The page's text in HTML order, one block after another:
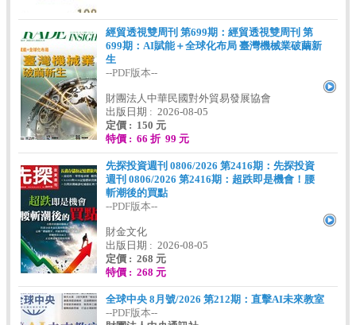
經貿透視雙周刊 第699期：經貿透視雙周刊 第
699期：AI賦能＋全球化布局 臺灣機械業破繭新
生
--PDF版本--
財團法人中華民國對外貿易發展協會
出版日期 : 2026-08-05
定價 : 150 元
特價 : 66 折 99 元
先探投資週刊 0806/2026 第2416期：先探投資
週刊 0806/2026 第2416期：超跌即是機會！腰
斬潮後的買點
--PDF版本--
財金文化
出版日期 : 2026-08-05
定價 : 268 元
特價 : 268 元
全球中央 8月號/2026 第212期：直擊AI未來教室
--PDF版本--